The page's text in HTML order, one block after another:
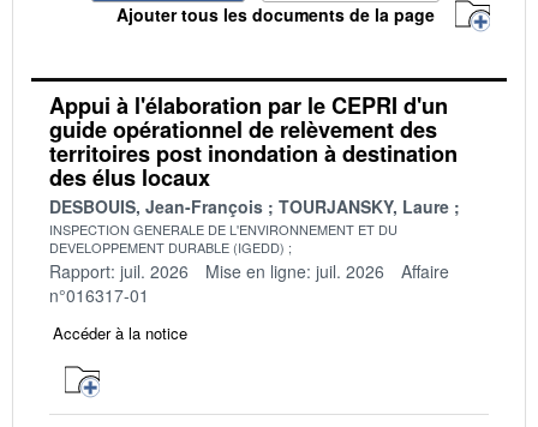
Ajouter tous les documents de la page
Appui à l'élaboration par le CEPRI d'un
guide opérationnel de relèvement des
territoires post inondation à destination
des élus locaux
DESBOUIS, Jean-François TOURJANSKY, Laure
INSPECTION GENERALE DE L'ENVIRONNEMENT ET DU
DEVELOPPEMENT DURABLE (IGEDD)
Rapport: juil. 2026 Mise en ligne: juil. 2026
Affaire
n°016317-01
Accéder à la notice